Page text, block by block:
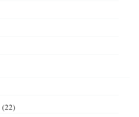
(22)